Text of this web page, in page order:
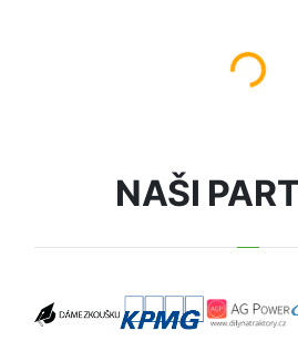
Načítám...
NAŠI